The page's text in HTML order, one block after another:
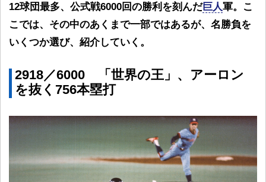
12球団最多、公式戦6000回の勝利を刻んだ巨人軍。こ
こでは、その中のあくまで一部ではあるが、名勝負を
いくつか選び、紹介していく。
2918／6000 「世界の王」、アーロン
を抜く756本塁打